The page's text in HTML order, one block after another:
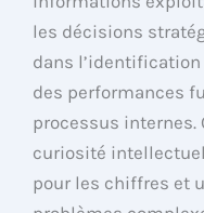
les décisions
dans
des performances
processus internes.
curiosité
pour les chiffres et